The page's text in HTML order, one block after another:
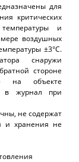
для
критических
и
воздушных
±3°С.
снаружи
стороне
на объекте
в журнал при
не содержат
и хранения не